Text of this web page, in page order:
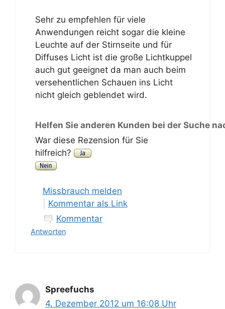
Sehr zu empfehlen für viele
Anwendungen reicht sogar die kleine
Leuchte auf der Stirnseite und für
Diffuses Licht ist die große Lichtkuppel
auch gut geeignet da man auch beim
versehentlichen Schauen ins Licht
nicht gleich geblendet wird.
Helfen Sie anderen Kunden bei der Suche
War diese Rezension für Sie
hilfreich?
Missbrauch melden
Kommentar als Link
Kommentar
Antworten
Spreefuchs
4. Dezember 2012 um 16:08 Uhr